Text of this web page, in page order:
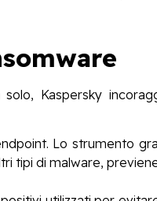
solo, Kaspersky
Lo strumento
di malware,